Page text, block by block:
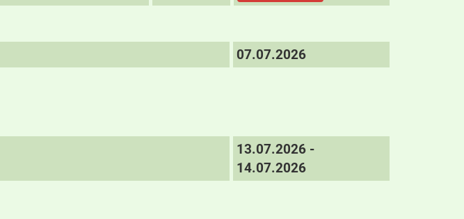
07.07.2026
13.07.2026 -
14.07.2026